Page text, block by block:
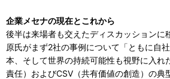
企業メセナの現在とこれから
後半は来場者も交えたディスカッションに
原氏がまず2社の事例について「ともに自
本、そして世界の持続可能性も視野に入れ
責任）およびCSV（共有価値の創造）の典